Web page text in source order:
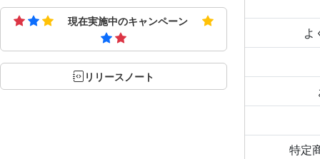
現在実施中のキャンペーン
リリースノート
よ
特定